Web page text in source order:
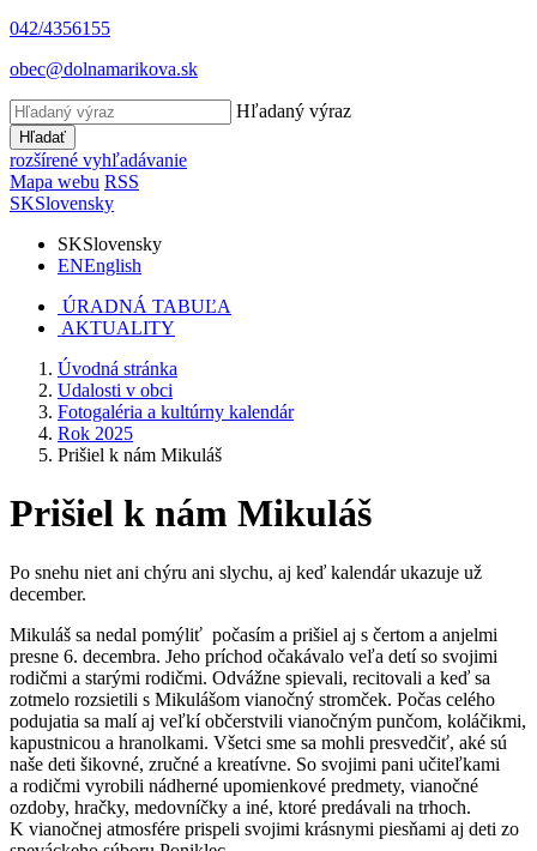
042/4356155
obec@dolnamarikova.sk
Hľadaný výraz
Hľadať
rozšírené vyhľadávanie
Mapa webu RSS
SKSlovensky
SKSlovensky
ENEnglish
ÚRADNÁ TABUĽA
AKTUALITY
Úvodná stránka
Udalosti v obci
Fotogaléria a kultúrny kalendár
Rok 2025
Prišiel k nám Mikuláš
Prišiel k nám Mikuláš
Po snehu niet ani chýru ani slychu, aj keď kalendár ukazuje už
december.
Mikuláš sa nedal pomýliť počasím a prišiel aj s čertom a anjelmi
presne 6. decembra. Jeho príchod očakávalo veľa detí so svojimi
rodičmi a starými rodičmi. Odvážne spievali, recitovali a keď sa
zotmelo rozsietili s Mikulášom vianočný stromček. Počas celého
podujatia sa malí aj veľkí občerstvili vianočným punčom, koláčikmi,
kapustnicou a hranolkami. Všetci sme sa mohli presvedčiť, aké sú
naše deti šikovné, zručné a kreatívne. So svojimi pani učiteľkami
a rodičmi vyrobili nádherné upomienkové predmety, vianočné
ozdoby, hračky, medovníčky a iné, ktoré predávali na trhoch.
K vianočnej atmosfére prispeli svojimi krásnymi piesňami aj deti zo